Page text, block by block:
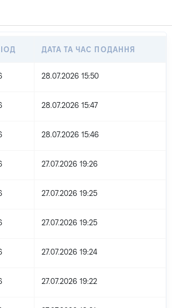
ДАТА ТА ЧАС ПОДАННЯ
28.07.2026 15:50
28.07.2026 15:47
28.07.2026 15:46
27.07.2026 19:26
27.07.2026 19:25
27.07.2026 19:25
27.07.2026 19:24
27.07.2026 19:22